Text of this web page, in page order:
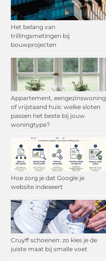
Het belang van
trillingsmetingen bij
bouwprojecten
Appartement, eengezinswoning
of vrijstaand huis: welke sloten
passen het beste bij jouw
woningtype?
Hoe zorg je dat Google je
website indexeert
Cruyff schoenen: zo kies je de
juiste maat bij smalle voet